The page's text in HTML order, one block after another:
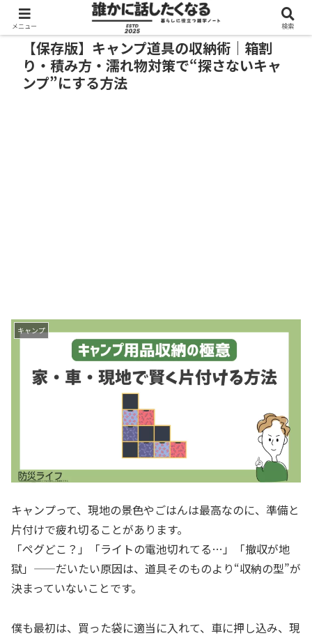
【保存版】キャンプ道具の収納術｜箱割
り・積み方・濡れ物対策で“探さないキャ
ンプ”にする方法
キャンプ
キャンプって、現地の景色やごはんは最高なのに、準備と
片付けで疲れ切ることがあります。
「ペグどこ？」「ライトの電池切れてる…」「撤収が地
獄」——だいたい原因は、道具そのものより“収納の型”が
決まっていないことです。
僕も最初は、買った袋に適当に入れて、車に押し込み、現
メニュー 検索